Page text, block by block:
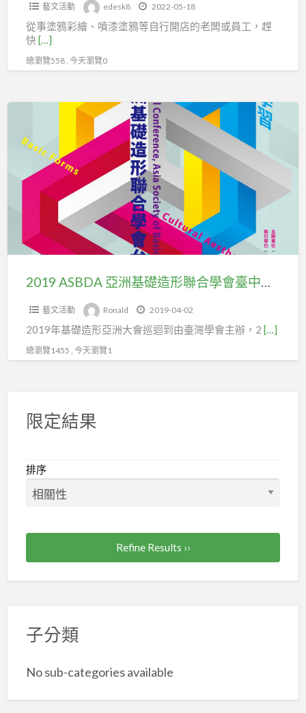
售
老
工，
行
藝文活動 edesk8 2022-05-18
從事塗鴉彩繪、噴漆塗鴉等自行開店的老闆或員工，趕
快[…]
總瀏覽558 , 今天瀏覽0
聯
2019 ASBDA 亞洲基礎造形聯合學會臺中大會
藝文活動 Ronald 2019-04-02
2019年基礎造形亞洲大會巡迴到由臺灣學會主辦，2 […]
總瀏覽1455 , 今天瀏覽1
限定結果
排序
Refine Results ››
子分類
No sub-categories available